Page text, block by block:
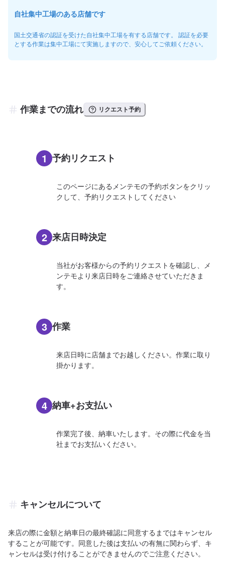
自社集中工場のある店舗です
国土交通省の認証を受けた自社集中工場を有する店舗です。 認証を必要
とする作業は集中工場にて実施しますので、安心してご依頼ください。
作業までの流れ リクエスト予約
1 予約リクエスト
このページにあるメンテモの予約ボタンをクリッ
クして、予約リクエストしてください
2 来店日時決定
当社がお客様からの予約リクエストを確認し、メ
ンテモより来店日時をご連絡させていただきま
す。
3 作業
来店日時に店舗までお越しください。作業に取り
掛かります。
4 納車+お支払い
作業完了後、納車いたします。その際に代金を当
社までお支払いください。
キャンセルについて
来店の際に金額と納車日の最終確認に同意するまではキャンセル
することが可能です。同意した後は支払いの有無に関わらず、キ
ャンセルは受け付けることができませんのでご注意ください。